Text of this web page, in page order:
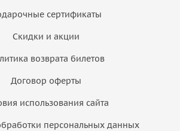
сертификаты
Скидки и акции
возврата билетов
Договор оферты
использования сайта
персональных данных